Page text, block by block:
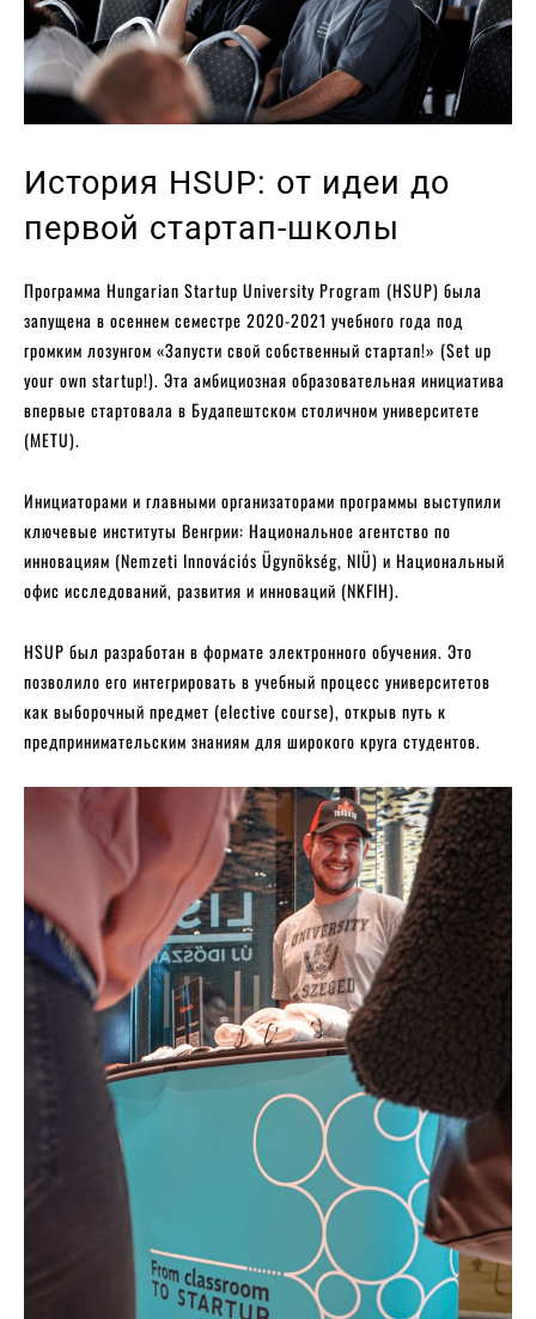
История HSUP: от идеи до
первой стартап-школы
Программа Hungarian Startup University Program (HSUP) была
запущена в осеннем семестре 2020-2021 учебного года под
громким лозунгом «Запусти свой собственный стартап!» (Set up
your own startup!). Эта амбициозная образовательная инициатива
впервые стартовала в Будапештском столичном университете
(METU).
Инициаторами и главными организаторами программы выступили
ключевые институты Венгрии: Национальное агентство по
инновациям (Nemzeti Innovációs Ügynökség, NIÜ) и Национальный
офис исследований, развития и инноваций (NKFIH).
HSUP был разработан в формате электронного обучения. Это
позволило его интегрировать в учебный процесс университетов
как выборочный предмет (elective course), открыв путь к
предпринимательским знаниям для широкого круга студентов.